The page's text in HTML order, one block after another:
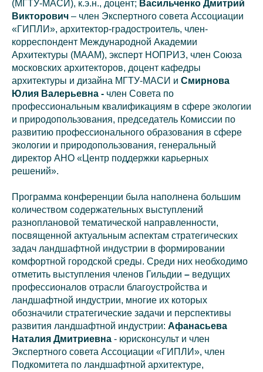
(МГТУ-МАСИ), к.э.н., доцент; Васильченко Дмитрий
Викторович – член Экспертного совета Ассоциации
«ГИПЛИ», архитектор-градостроитель, член-
корреспондент Международной Академии
Архитектуры (МААМ), эксперт НОПРИЗ, член Союза
московских архитекторов, доцент кафедры
архитектуры и дизайна МГТУ-МАСИ и Смирнова
Юлия Валерьевна - член Совета по
профессиональным квалификациям в сфере экологии
и природопользования, председатель Комиссии по
развитию профессионального образования в сфере
экологии и природопользования, генеральный
директор АНО «Центр поддержки карьерных
решений».
Программа конференции была наполнена большим
количеством содержательных выступлений
разноплановой тематической направленности,
посвященной актуальным аспектам стратегических
задач ландшафтной индустрии в формировании
комфортной городской среды. Среди них необходимо
отметить выступления членов Гильдии – ведущих
профессионалов отрасли благоустройства и
ландшафтной индустрии, многие их которых
обозначили стратегические задачи и перспективы
развития ландшафтной индустрии: Афанасьева
Наталия Дмитриевна - юрисконсульт и член
Экспертного совета Ассоциации «ГИПЛИ», член
Подкомитета по ландшафтной архитектуре,